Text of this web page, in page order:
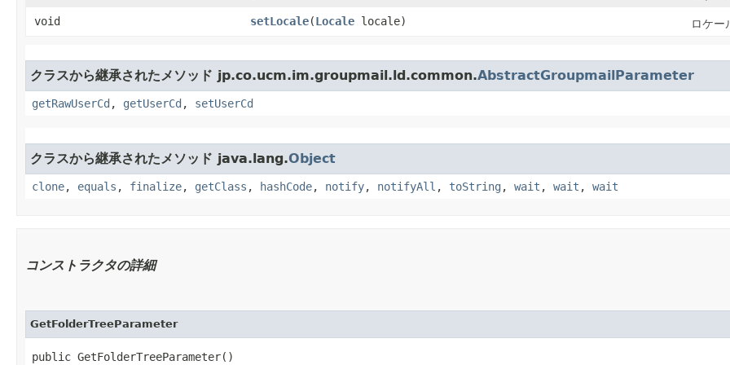
void
setLocale​(Locale locale) ロケー
クラスから継承されたメソッド jp.co.ucm.im.groupmail.ld.common.AbstractGroupmailParameter
getRawUserCd , getUserCd , setUserCd
クラスから継承されたメソッド java.lang.Object
clone, equals , finalize, getClass , hashCode, notify, notifyAll , toString , wait , wait , wait
コンストラクタの詳細
GetFolderTreeParameter
public GetFolderTreeParameter()